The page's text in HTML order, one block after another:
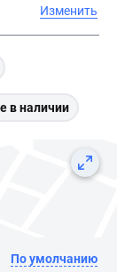
Изменить
в наличии
По умолчанию